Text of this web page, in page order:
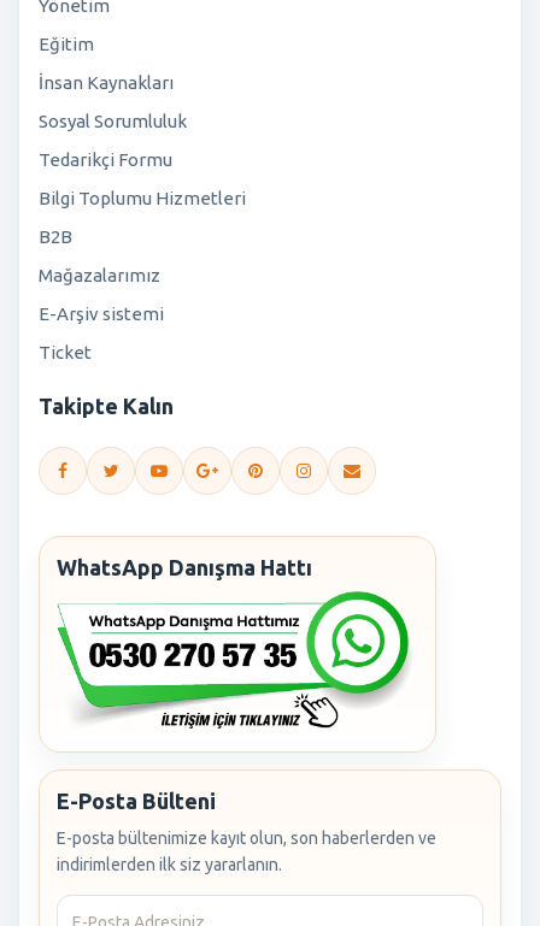
Yönetim
Eğitim
İnsan Kaynakları
Sosyal Sorumluluk
Tedarikçi Formu
Bilgi Toplumu Hizmetleri
B2B
Mağazalarımız
E-Arşiv sistemi
Ticket
Takipte Kalın
WhatsApp Danışma Hattı
E-Posta Bülteni
E-posta bültenimize kayıt olun, son haberlerden ve
indirimlerden ilk siz yararlanın.